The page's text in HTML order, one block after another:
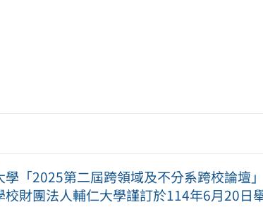
「2025第二屆跨領域及不分系跨校論壇」
校財團法人輔仁大學謹訂於114年6月20日